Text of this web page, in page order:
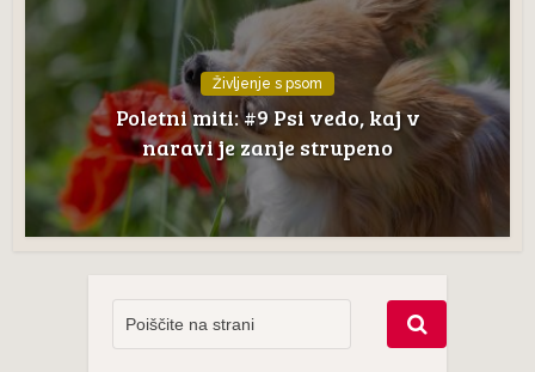
Življenje s psom
Poletni miti: #9 Psi vedo, kaj v
naravi je zanje strupeno